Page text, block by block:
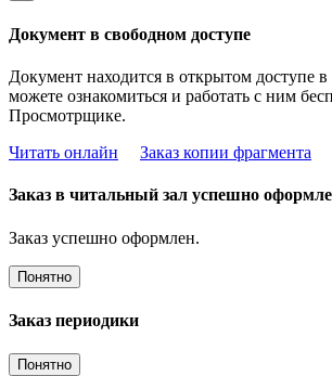
Документ в свободном доступе
Документ находится в открытом доступе
можете ознакомиться и работать с ним
Просмотрщике.
Читать онлайн
Заказ копии фрагмента
Заказ в читальный зал успешно
Заказ успешно оформлен.
Понятно
Заказ периодики
Понятно